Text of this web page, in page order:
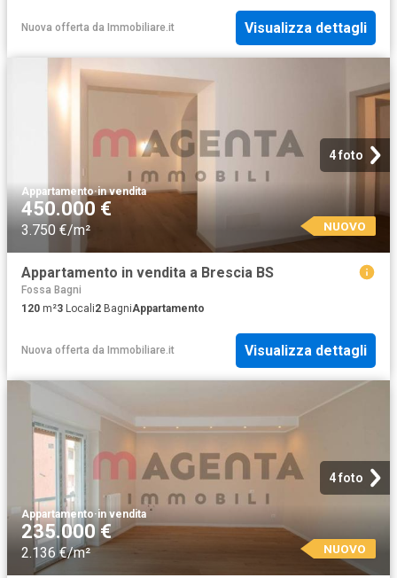
Nuova offerta da Immobiliare.it Visualizza dettagli
4 foto
Appartamento·in vendita
450.000 €
3.750 €/m² NUOVO
Appartamento in vendita a Brescia BS
Fossa Bagni
120 m²3 Locali2 BagniAppartamento
Nuova offerta da Immobiliare.it Visualizza dettagli
4 foto
Appartamento·in vendita
235.000 €
2.136 €/m² NUOVO